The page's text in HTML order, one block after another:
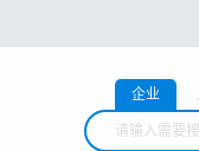
企业